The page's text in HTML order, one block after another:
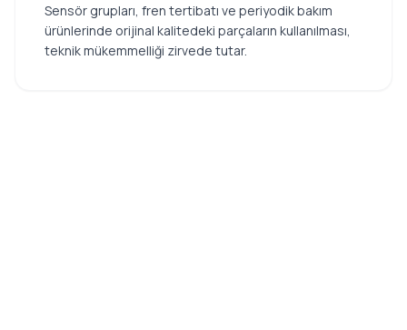
Sensör grupları, fren tertibatı ve periyodik bakım
ürünlerinde orijinal kalitedeki parçaların kullanılması,
teknik mükemmelliği zirvede tutar.